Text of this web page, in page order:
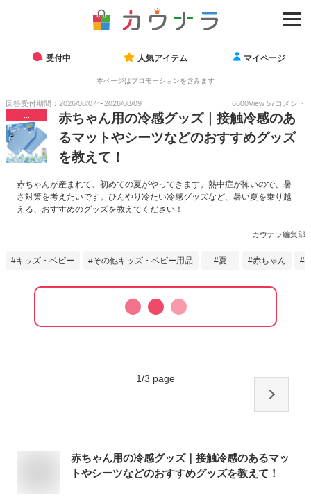
受付中 人気アイテム マイページ
本ページはプロモーションを含みます
回答受付期間： 2026/08/07〜2026/08/09 6600View 57コメント
...
赤ちゃん用の冷感グッズ｜接触冷感のあ
るマットやシーツなどのおすすめグッズ
を教えて！
赤ちゃんが産まれて、初めての夏がやってきます。熱中症が怖いので、暑
さ対策を考えたいです。ひんやり冷たい冷感グッズなど、暑い夏を乗り越
える、おすすめのグッズを教えてください！
カウナラ編集部
キッズ・ベビー その他キッズ・ベビー用品 夏 赤ちゃん
1/3 page
赤ちゃん用の冷感グッズ｜接触冷感のあるマッ
トやシーツなどのおすすめグッズを教えて！